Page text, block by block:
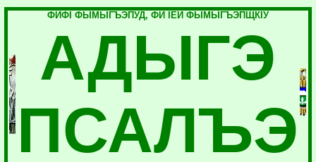
ФИФI ФЫМЫГЪЭПУД, ФИ IЕЙ ФЫМЫГЪЭПЩКIУ
АДЫГЭ
ПСАЛЪЭ